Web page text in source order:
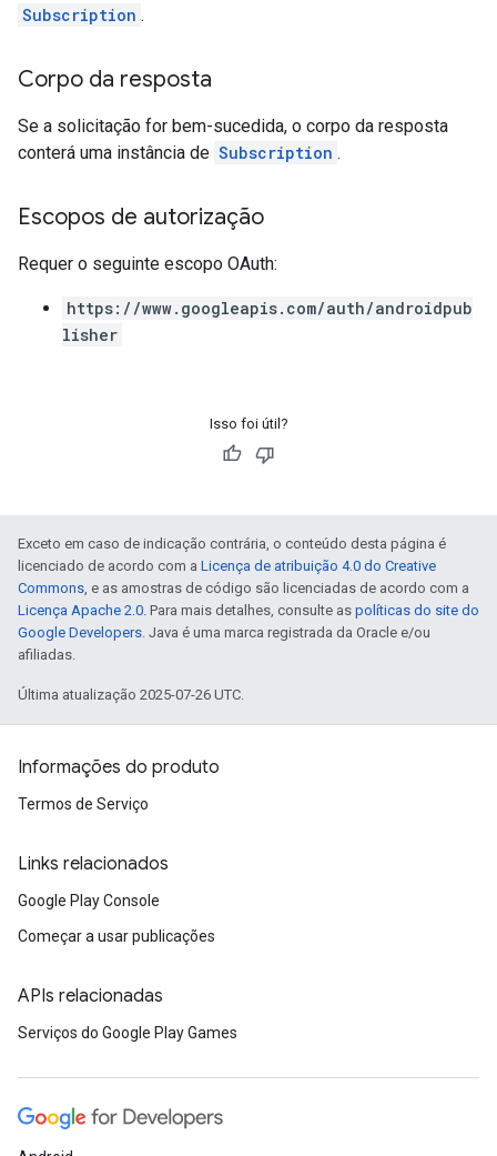
Subscription .
Corpo da resposta
Se a solicitação for bem-sucedida, o corpo da resposta
conterá uma instância de Subscription .
Escopos de autorização
Requer o seguinte escopo OAuth:
https://www.googleapis.com/auth/androidpub
lisher
Isso foi útil?
Exceto em caso de indicação contrária, o conteúdo desta página é
licenciado de acordo com a Licença de atribuição 4.0 do Creative
Commons, e as amostras de código são licenciadas de acordo com a
Licença Apache 2.0. Para mais detalhes, consulte as políticas do site do
Google Developers. Java é uma marca registrada da Oracle e/ou
afiliadas.
Última atualização 2025-07-26 UTC.
Informações do produto
Termos de Serviço
Links relacionados
Google Play Console
Começar a usar publicações
APIs relacionadas
Serviços do Google Play Games